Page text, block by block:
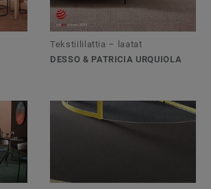
Tekstiililattia – laatat
DESSO & PATRICIA URQUIOLA